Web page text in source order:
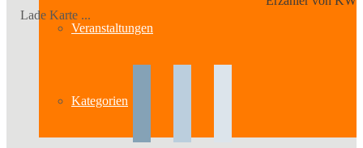
Veranstaltungen
Kategorien
Lade Karte ...